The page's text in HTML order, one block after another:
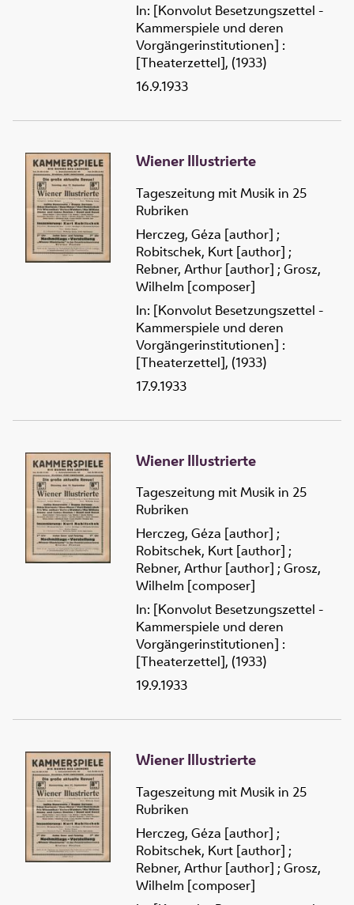
In: [Konvolut Besetzungszettel -
Kammerspiele und deren
Vorgängerinstitutionen] :
[Theaterzettel], (1933)
16.9.1933
Wiener Illustrierte
Tageszeitung mit Musik in 25
Rubriken
Herczeg, Géza [author] ;
Robitschek, Kurt [author] ;
Rebner, Arthur [author] ; Grosz,
Wilhelm [composer]
In: [Konvolut Besetzungszettel -
Kammerspiele und deren
Vorgängerinstitutionen] :
[Theaterzettel], (1933)
17.9.1933
Wiener Illustrierte
Tageszeitung mit Musik in 25
Rubriken
Herczeg, Géza [author] ;
Robitschek, Kurt [author] ;
Rebner, Arthur [author] ; Grosz,
Wilhelm [composer]
In: [Konvolut Besetzungszettel -
Kammerspiele und deren
Vorgängerinstitutionen] :
[Theaterzettel], (1933)
19.9.1933
Wiener Illustrierte
Tageszeitung mit Musik in 25
Rubriken
Herczeg, Géza [author] ;
Robitschek, Kurt [author] ;
Rebner, Arthur [author] ; Grosz,
Wilhelm [composer]